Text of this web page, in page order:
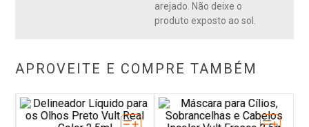
arejado. Não deixe o
produto exposto ao sol.
APROVEITE E COMPRE TAMBÉM